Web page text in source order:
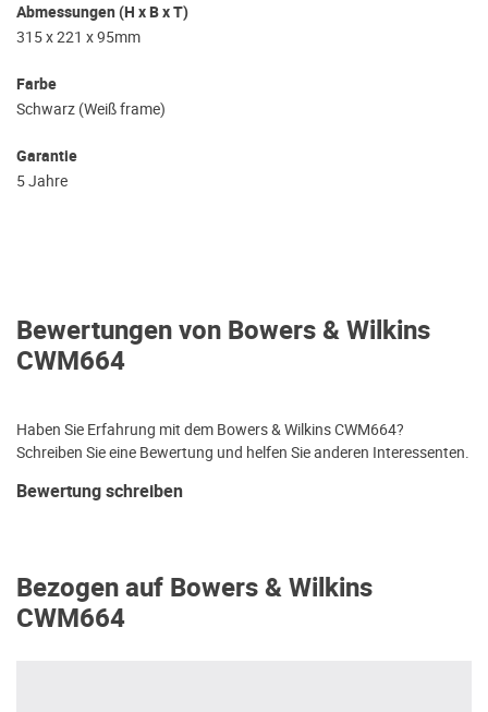
Abmessungen (H x B x T)
315 x 221 x 95mm
Farbe
Schwarz (Weiß frame)
Garantie
5 Jahre
Bewertungen von Bowers & Wilkins
CWM664
Haben Sie Erfahrung mit dem Bowers & Wilkins CWM664?
Schreiben Sie eine Bewertung und helfen Sie anderen Interessenten.
Bewertung schreiben
Bezogen auf Bowers & Wilkins
CWM664